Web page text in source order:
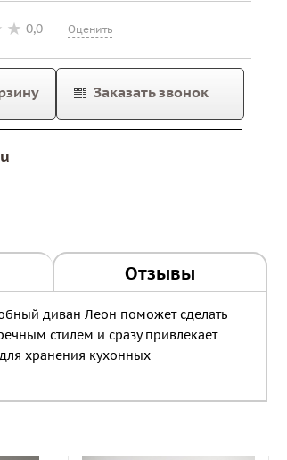
0,0 Оценить
Заказать звонок
Отзывы
диван Леон поможет сделать
стилем и сразу привлекает
хранения кухонных